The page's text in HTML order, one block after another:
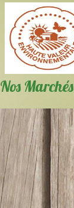
Nos Marchés